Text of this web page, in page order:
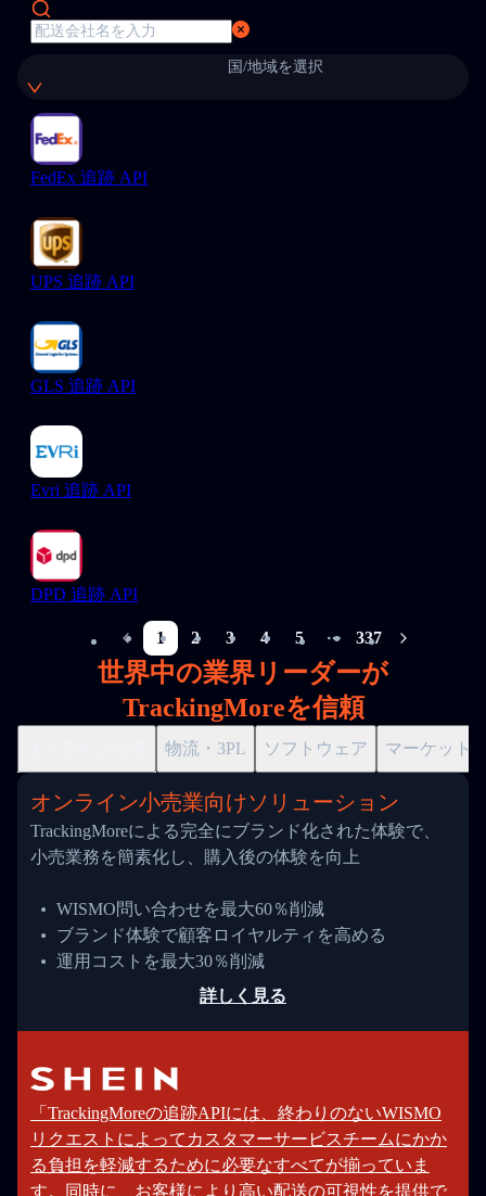
国/地域を選択
FedEx 追跡 API
UPS 追跡 API
GLS 追跡 API
Evri 追跡 API
DPD 追跡 API
1 2 3 4 5
More pages
337
世界中の業界リーダーが
TrackingMoreを信頼
物流・3PL ソフトウェア マーケット
オンライン小売業向けソリューション
TrackingMoreによる完全にブランド化された体験で、
小売業務を簡素化し、購入後の体験を向上
WISMO問い合わせを最大60％削減
ブランド体験で顧客ロイヤルティを高める
運用コストを最大30％削減
詳しく見る
「TrackingMoreの追跡APIには、終わりのないWISMO
リクエストによってカスタマーサービスチームにかか
る負担を軽減するために必要なすべてが揃っていま
す。同時に、お客様により高い配送の可視性を提供で